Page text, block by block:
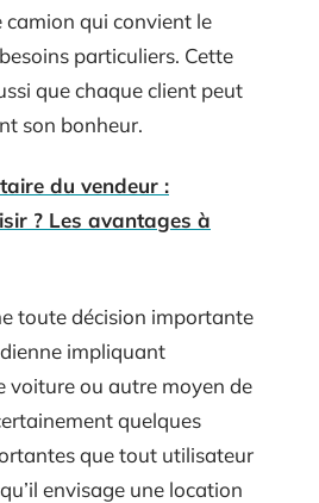
camion qui convient le
particuliers. Cette
que chaque client peut
son bonheur.
du vendeur :
? Les avantages à
toute décision importante
impliquant
voiture ou autre moyen de
quelques
que tout utilisateur
envisage une location